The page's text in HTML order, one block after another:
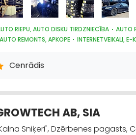
RIEPU, AUTO DISKU TIRDZNIECĪBA AUTO
AUTO REMONTS, APKOPE
INTERNETVEIKALI, E-
Cenrādis
AB, SIA
Sniķeri", Dzērbenes pagasts,